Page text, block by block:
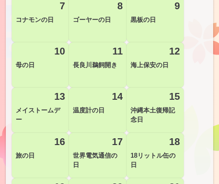
7
コナモンの日
8
ゴーヤーの日
9
黒板の日
10
母の日
11
長良川鵜飼開き
12
海上保安の日
13
メイストームデ
ー
14
温度計の日
15
沖縄本土復帰記
念日
16
旅の日
17
世界電気通信の
日
18
18リットル缶の
日